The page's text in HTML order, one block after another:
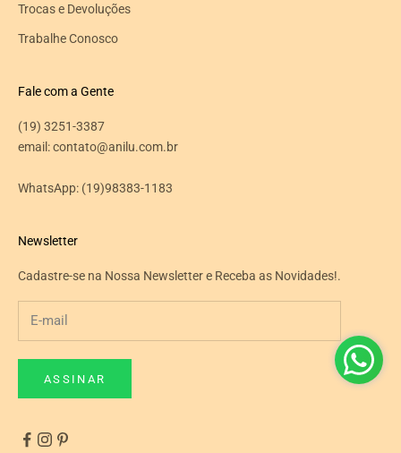
Trocas e Devoluções
Trabalhe Conosco
Fale com a Gente
(19) 3251-3387
email: contato@anilu.com.br
WhatsApp: (19)98383-1183
Newsletter
Cadastre-se na Nossa Newsletter e Receba as Novidades!.
ASSINAR